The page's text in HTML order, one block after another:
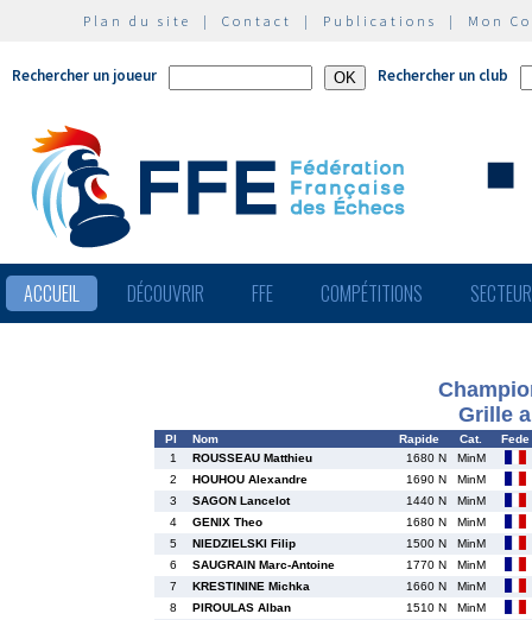
Plan du site | Contact | Publications | Mon
Rechercher un joueur Rechercher un club
ACCUEIL DÉCOUVRIR FFE COMPÉTITIONS
Grille
Pl Nom Rapide Cat.
Fede
1
ROUSSEAU Matthieu 1680 N
MinM
2
HOUHOU Alexandre 1690 N
MinM
3
SAGON Lancelot 1440 N
MinM
4
GENIX Theo 1680 N
MinM
5
NIEDZIELSKI Filip 1500 N
MinM
6
SAUGRAIN Marc-Antoine 1770 N
MinM
7
KRESTININE Michka 1660 N
MinM
8
PIROULAS Alban 1510 N
MinM